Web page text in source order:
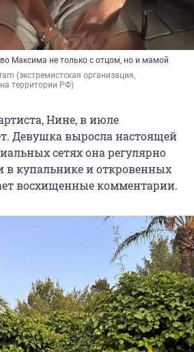
Максима не только с отцом, но и мамой
(экстремистская организация,
территории РФ)
Нине, в июле
Девушка выросла настоящей
сетях она регулярно
в купальнике и откровенных
восхищенные комментарии.